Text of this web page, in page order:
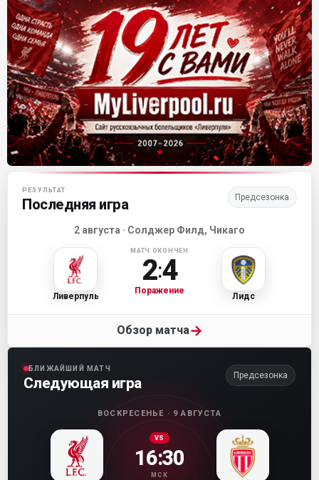
Матч-центр «Ливерпуля»
РЕЗУЛЬТАТ
Последняя игра Предсезонка
2 августа · Солджер Филд, Чикаго
Ливерпуль
МАТЧ ОКОНЧЕН
2:4
Поражение
Лидс
Обзор матча→
БЛИЖАЙШИЙ МАТЧ
Следующая игра Предсезонка
ВОСКРЕСЕНЬЕ · 9 АВГУСТА
VS
16:30
МСК